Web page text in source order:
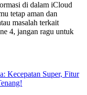
di dalam iCloud
tetap aman dan
masalah terkait
4, jangan ragu untuk
Kecepatan Super, Fitur